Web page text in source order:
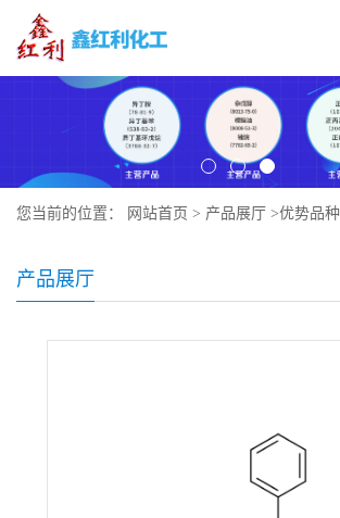
您当前的位置： 网站首页 > 产品展厅 >优势品种
产品展厅